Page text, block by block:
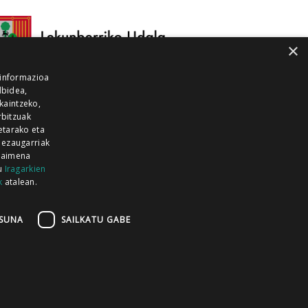
GUKA
GUKA ZUMAIA GUKA
×
eta
Iragarkien
atalean.
SAILKATU GABE